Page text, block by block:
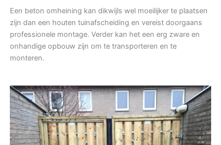
Een beton omheining kan dikwijls wel moeilijker te plaatsen
zijn dan een houten tuinafscheiding en vereist doorgaans
professionele montage. Verder kan het een erg zware en
onhandige opbouw zijn om te transporteren en te
monteren.